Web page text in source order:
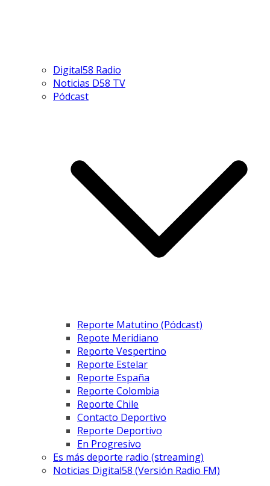
Digital58 Radio
Noticias D58 TV
Pódcast
Reporte Matutino (Pódcast)
Repote Meridiano
Reporte Vespertino
Reporte Estelar
Reporte España
Reporte Colombia
Reporte Chile
Contacto Deportivo
Reporte Deportivo
En Progresivo
Es más deporte radio (streaming)
Noticias Digital58 (Versión Radio FM)